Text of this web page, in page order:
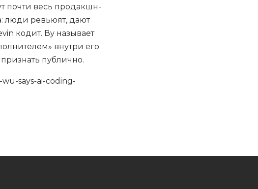
почти весь продакшн-
люди ревьюят, дают
кодит. Ву называет
внутри его
публично.
says-ai-coding-